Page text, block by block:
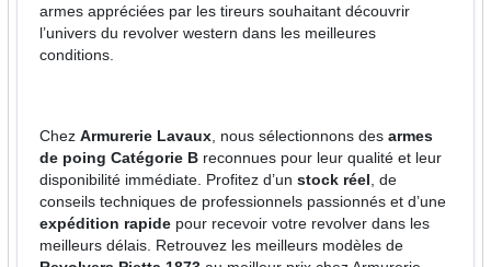
armes appréciées par les tireurs souhaitant découvrir
l’univers du revolver western dans les meilleures
conditions.
ChezArmurerie Lavaux, nous sélectionnons desarmes
de poing Catégorie B reconnues pour leur qualité et leur
disponibilité immédiate. Profitez d’unstock réel , de
conseils techniques de professionnels passionnés et d’une
expédition rapide pour recevoir votre revolver dans les
meilleurs délais. Retrouvez les meilleurs modèles de